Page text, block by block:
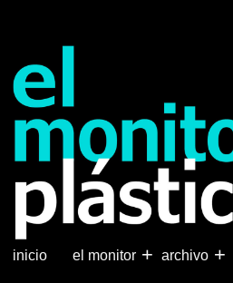
principal
inicio +
el monitor +
archivo